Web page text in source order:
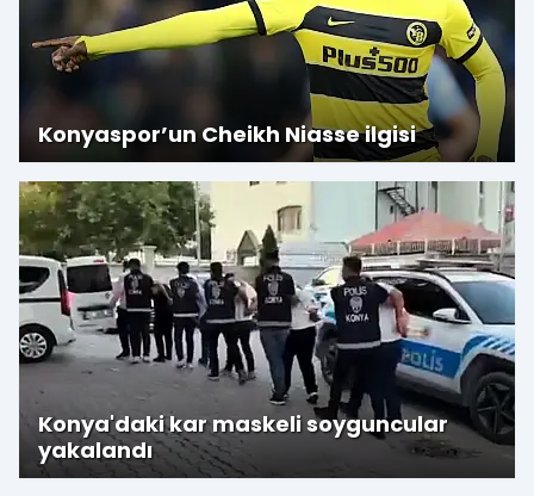
Konyaspor’un Cheikh Niasse ilgisi
Konya'daki kar maskeli soyguncular
yakalandı